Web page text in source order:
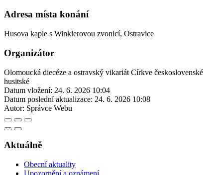
Adresa místa konání
Husova kaple s Winklerovou zvonicí, Ostravice
Organizátor
Olomoucká diecéze a ostravský vikariát Církve československé
husitské
Datum vložení: 24. 6. 2026 10:04
Datum poslední aktualizace: 24. 6. 2026 10:08
Autor: Správce Webu
Aktuálně
Obecní aktuality
Upozornění a oznámení